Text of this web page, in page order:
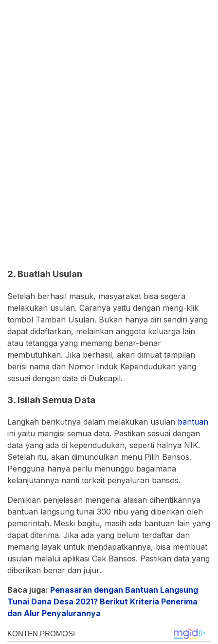
2. Buatlah Usulan
Setelah berhasil masuk, masyarakat bisa segera
melakukan usulan. Caranya yaitu dengan meng-klik
tombol Tambah Usulan. Bukan hanya diri sendiri yang
dapat didaftarkan, melainkan anggota keluarga lain
atau tetangga yang memang benar-benar
membutuhkan. Jika berhasil, akan dimuat tampilan
berisi nama dan Nomor Induk Kependudukan yang
sesuai dengan data di Dukcapil.
3. Isilah Semua Data
Langkah berikutnya dalam melakukan usulan bantuan
ini yaitu mengisi semua data. Pastikan sesuai dengan
data yang ada di kependudukan, seperti halnya NIK.
Setelah itu, akan dimunculkan menu Pilih Bansos.
Pengguna hanya perlu menunggu bagaimana
kelanjutannya nanti terkait penyaluran bansos.
Demikian penjelasan mengenai alasan dihentikannya
bantuan langsung tunai 300 ribu yang diberikan oleh
pemerintah. Meski begitu, masih ada bantuan lain yang
dapat diterima. Jika ada yang belum terdaftar dan
memang layak untuk mendapatkannya, bisa membuat
usulan melalui aplikasi Cek Bansos. Pastikan data yang
diberikan benar dan jujur.
Baca juga: Penasaran dengan Bantuan Langsung
Tunai Dana Desa 2021? Berikut Kriteria Penerima
dan Alur Penyalurannya